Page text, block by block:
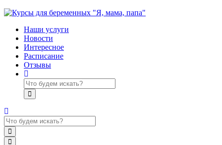
Наши услуги
Новости
Интересное
Расписание
Отзывы